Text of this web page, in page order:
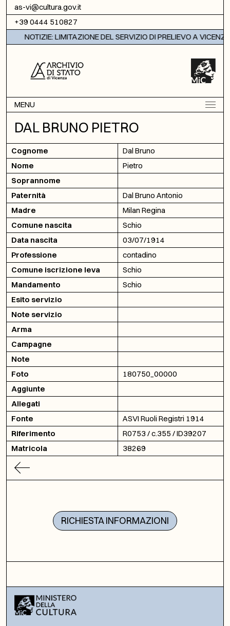
Vai al contenuto
as-vi@cultura.gov.it
+39 0444 510827
NOTIZIE: LIMITAZIONE DEL SERVIZIO DI PRELIEVO A VICENZA
MENU
DAL BRUNO PIETRO
Cognome
Dal Bruno
Nome
Pietro
Soprannome
Paternità
Dal Bruno Antonio
Madre
Milan Regina
Comune nascita
Schio
Data nascita
03/07/1914
Professione
contadino
Comune iscrizione leva
Schio
Mandamento
Schio
Esito servizio
Note servizio
Arma
Campagne
Note
Foto
180750_00000
Aggiunte
Allegati
Fonte
ASVI Ruoli Registri 1914
Riferimento
R0753 / c.355 / ID39207
Matricola
38269
RICHIESTA INFORMAZIONI